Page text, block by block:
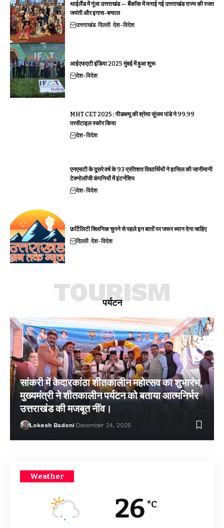
थाईलैंड में गूंजा उत्तराखंड — बैंकॉक में मनाई गई उत्तराखंड राज्य की रजत
जयंती और इगास-बग्वाल
उत्तराखंड दिल्ली देश-विदेश
आईएफएटी इंडिया 2025 मुंबई में हुआ शुरू
देश-विदेश
MHT CET 2025 : पीडब्ल्यू की श्रेया सुंजय पांडे ने 99.99
परसेंटाइल स्कोर किया
देश-विदेश
एनएसटी के दूसरे वर्ष के 93 प्रतिशत विद्यार्थियों ने हासिल की जानीमानी
टेक्नोलॉजी कंपनियों में इंटर्नशिप
देश-विदेश
फ़र्टिलिटी क्लिनिक चुनने से पहले इन बातों पर जरूर ध्यान देना चाहिए
दिल्ली देश-विदेश
पर्यटन
TOURISM
सांकरी में केदारकांठा शीतकालीन महोत्सव का शुभारंभ,
मुख्यमंत्री ने शीतकालीन पर्यटन को बताया आत्मनिर्भर
उत्तराखंड की मजबूत नींव।
Lokesh Badoni December 24, 2025
Weather
26 °C